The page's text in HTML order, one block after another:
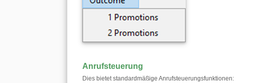
Anrufsteuerung
Dies bietet standardmäßige Anrufsteuerungsfunktionen: